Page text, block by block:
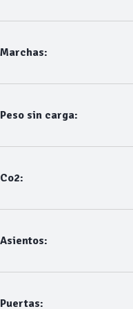
Marchas:
Peso sin carga:
Co2:
Asientos:
Puertas: